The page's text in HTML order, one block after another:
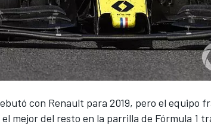
con Renault para 2019, pero el equipo
mejor del resto en la parrilla de Fórmula 1